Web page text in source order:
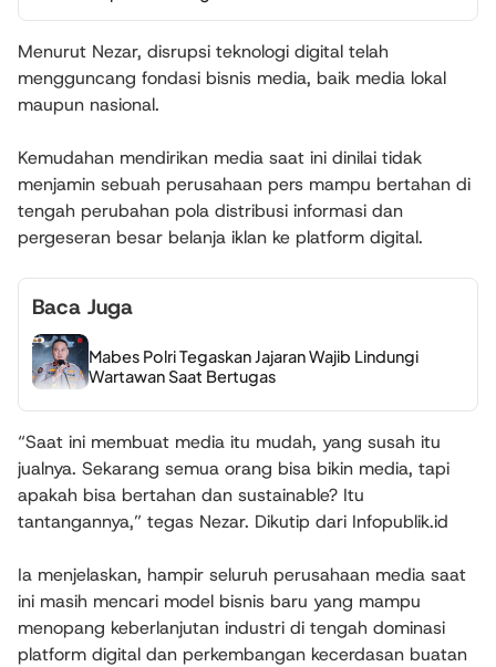
Menurut Nezar, disrupsi teknologi digital telah
mengguncang fondasi bisnis media, baik media lokal
maupun nasional.
Kemudahan mendirikan media saat ini dinilai tidak
menjamin sebuah perusahaan pers mampu bertahan di
tengah perubahan pola distribusi informasi dan
pergeseran besar belanja iklan ke platform digital.
Baca Juga
Mabes Polri Tegaskan Jajaran Wajib Lindungi
Wartawan Saat Bertugas
“Saat ini membuat media itu mudah, yang susah itu
jualnya. Sekarang semua orang bisa bikin media, tapi
apakah bisa bertahan dan sustainable? Itu
tantangannya,” tegas Nezar. Dikutip dari Infopublik.id
Ia menjelaskan, hampir seluruh perusahaan media saat
ini masih mencari model bisnis baru yang mampu
menopang keberlanjutan industri di tengah dominasi
platform digital dan perkembangan kecerdasan buatan